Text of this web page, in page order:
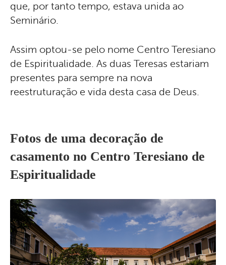
que, por tanto tempo, estava unida ao
Seminário.
Assim optou-se pelo nome Centro Teresiano
de Espiritualidade. As duas Teresas estariam
presentes para sempre na nova
reestruturação e vida desta casa de Deus.
Fotos de uma decoração de
casamento no Centro Teresiano de
Espiritualidade